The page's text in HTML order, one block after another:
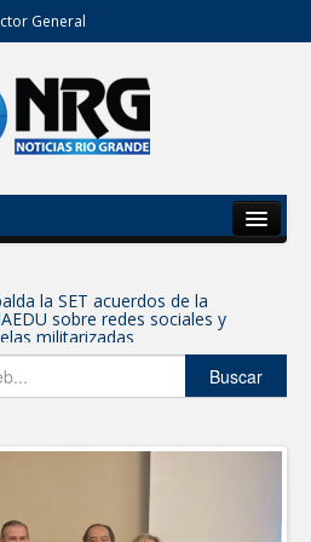
General
Estado
Opinión
la SET acuerdos de la
sobre redes sociales y
militarizadas
TRABAJOS DE
EL RITMO DE LAS OBRAS
Buscar